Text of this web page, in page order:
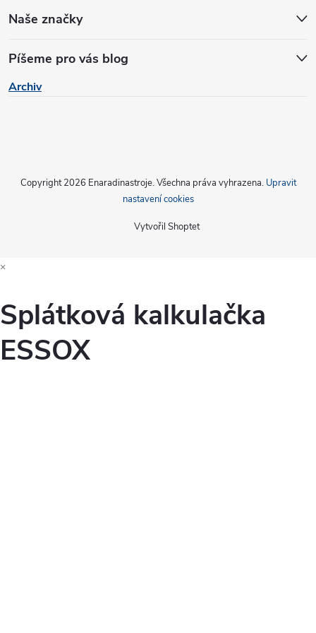
p
i
s
Naše značky
Píšeme pro vás blog
Archiv
Vytvořil Shoptet
Copyright 2026 Enaradinastroje. Všechna práva vyhrazena. Upravit
nastavení cookies
×
Splátková kalkulačka
ESSOX